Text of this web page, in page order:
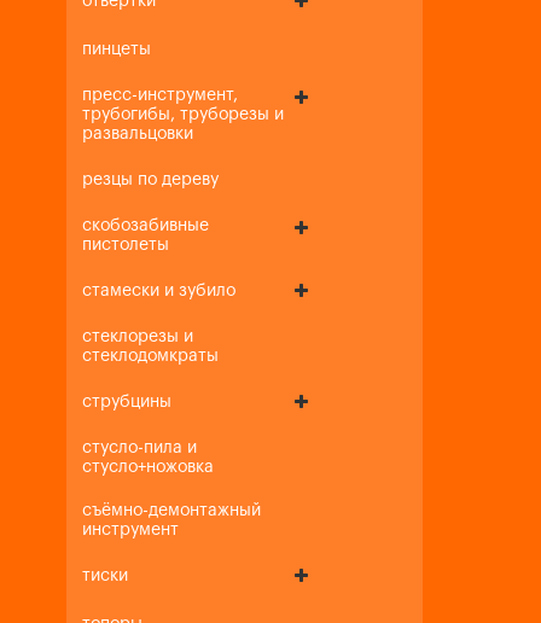
пинцеты
пресс-инструмент,
трубогибы, труборезы и
развальцовки
резцы по дереву
скобозабивные
пистолеты
стамески и зубило
стеклорезы и
стеклодомкраты
струбцины
стусло-пила и
стусло+ножовка
съёмно-демонтажный
инструмент
тиски